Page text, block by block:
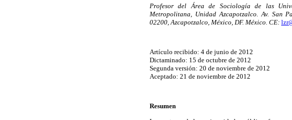
Profesor del Área de Sociología de las
Metropolitana, Unidad Azcapotzalco. Av. San
02200, Azcapotzalco, México, DF. México. CE:
Artículo recibido: 4 de junio de 2012
Dictaminado: 15 de octubre de 2012
Segunda versión: 20 de noviembre de 2012
Aceptado: 21 de noviembre de 2012
Resumen